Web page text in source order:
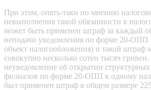
При этом, опять-таки по мнению
невыполнения такой обязанности к
может быть применен штраф за каждый
неподачи уведомления по форме 20-ОПП
объект налогообложения) и такой штраф
совокупно несколько сотен тысяч
неуведомление об открытии
филиалов по форме 20-ОПП к одному
был применен штраф в общем размере